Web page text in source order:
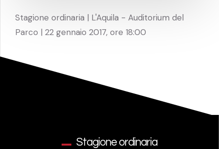
Stagione ordinaria | L'Aquila - Auditorium del
Parco | 22 gennaio 2017, ore 18:00
Stagione ordinaria